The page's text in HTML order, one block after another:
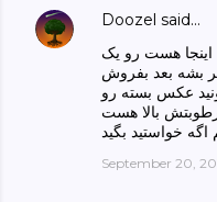
Doozel said…
اینجا هست رو یک
بشه بعد بفروش
عکس بسته رو
رطوبتش بالا هست
خواستید بگید
September 20,